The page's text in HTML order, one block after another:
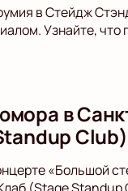
в Стейдж
Узнайте, что
в
Club)
«Большой